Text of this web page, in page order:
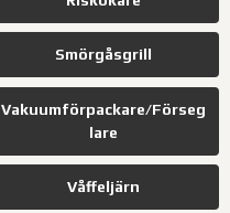
Smörgåsgrill
Vakuumförpackare/Förseg
lare
Våffeljärn